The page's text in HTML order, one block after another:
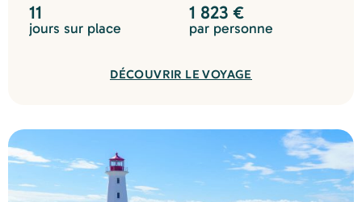
11
jours sur place
1 823 €
par personne
DÉCOUVRIR LE VOYAGE